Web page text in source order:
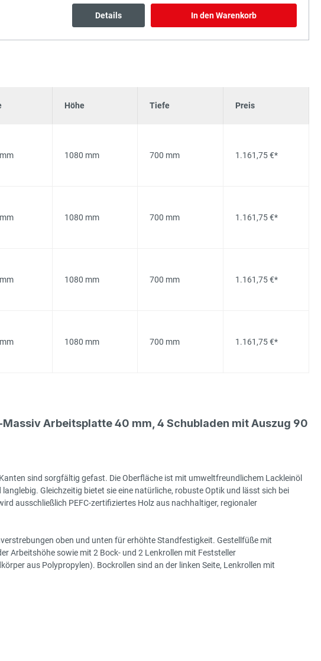
Details In den Warenkorb
Höhe Tiefe Preis
1080 mm 700 mm 1.161,75 €*
1080 mm 700 mm 1.161,75 €*
1080 mm 700 mm 1.161,75 €*
1080 mm 700 mm 1.161,75 €*
Arbeitsplatte 40 mm, 4 Schubladen mit Auszug 90
sind sorgfältig gefast. Die Oberfläche ist mit umweltfreundlichem Lackleinöl
Gleichzeitig bietet sie eine natürliche, robuste Optik und lässt sich bei
ausschließlich PEFC-zertifiziertes Holz aus nachhaltiger, regionaler
oben und unten für erhöhte Standfestigkeit. Gestellfüße mit
Arbeitshöhe sowie mit 2 Bock- und 2 Lenkrollen mit Feststeller
aus Polypropylen). Bockrollen sind an der linken Seite, Lenkrollen mit